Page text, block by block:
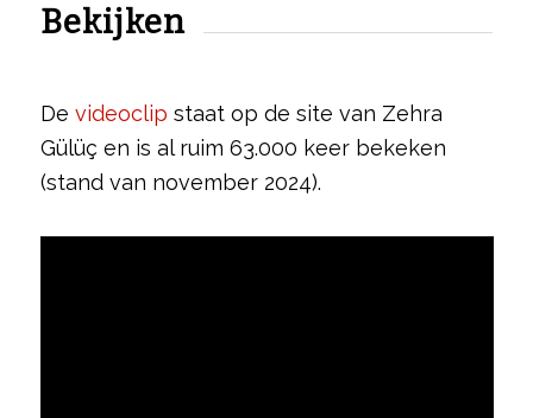
Bekijken
De videoclip staat op de site van Zehra
Gülüç en is al ruim 63.000 keer bekeken
(stand van november 2024).